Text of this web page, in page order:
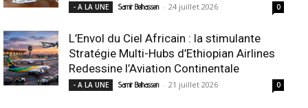
- A LA UNE Samir Belhassen - 24 juillet 2026 0
L’Envol du Ciel Africain : la stimulante
Stratégie Multi-Hubs d’Ethiopian Airlines
Redessine l’Aviation Continentale
- A LA UNE Samir Belhassen - 21 juillet 2026 0